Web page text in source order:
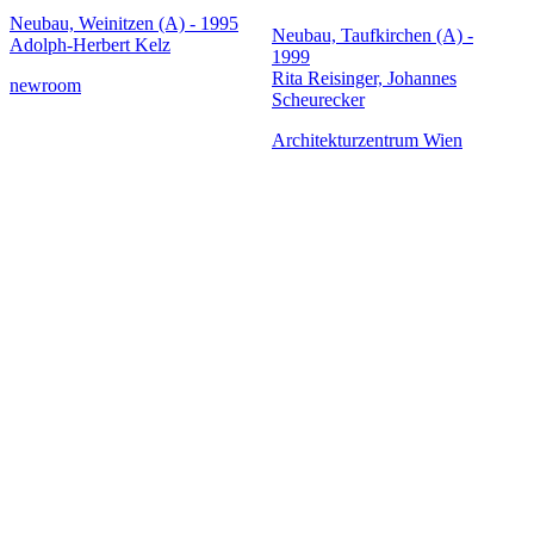
Neubau, Weinitzen (A) - 1995
Adolph-Herbert Kelz
newroom
Neubau, Taufkirchen (A) -
1999
Rita Reisinger, Johannes
Scheurecker
Architekturzentrum Wien